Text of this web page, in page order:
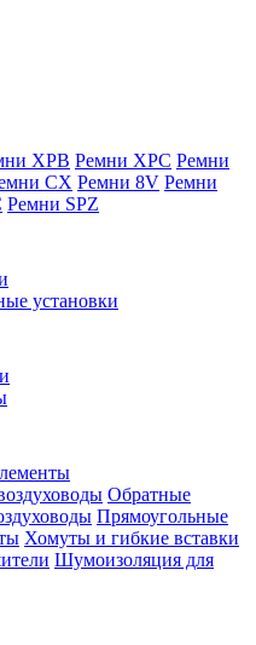
XPB Ремни XPC Ремни
CX Ремни 8V Ремни
Ремни SPZ
установки
Обратные
Прямоугольные
Хомуты и гибкие вставки
Шумоизоляция для